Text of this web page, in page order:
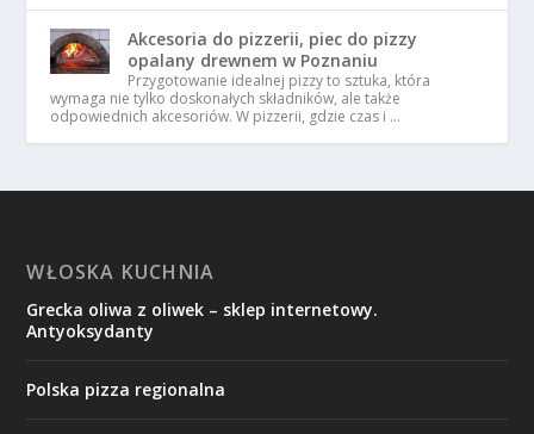
Akcesoria do pizzerii, piec do pizzy
opalany drewnem w Poznaniu
Przygotowanie idealnej pizzy to sztuka, która
wymaga nie tylko doskonałych składników, ale także
odpowiednich akcesoriów. W pizzerii, gdzie czas i …
WŁOSKA KUCHNIA
Grecka oliwa z oliwek – sklep internetowy.
Antyoksydanty
Polska pizza regionalna